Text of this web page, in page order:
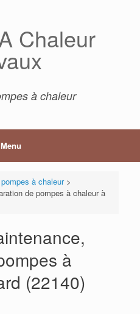
Chaleur
à chaleur
Menu
pompes à chaleur>
de pompes à chaleur à
à
(22140)